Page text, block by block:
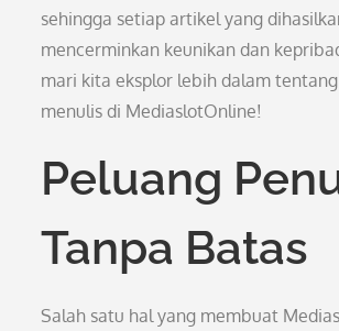
sehingga setiap artikel yang
mencerminkan keunikan dan
mari kita eksplor lebih dalam
menulis di MediaslotOnline!
Peluang
Tanpa Batas
Salah satu hal yang membuat